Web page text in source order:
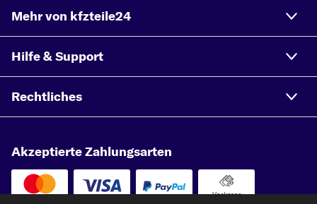
Mehr von kfzteile24
Hilfe & Support
Rechtliches
Akzeptierte Zahlungsarten
Vorkasse